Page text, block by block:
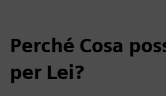
Perché Cosa
per Lei?